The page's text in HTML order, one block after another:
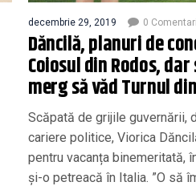
decembrie 29, 2019 0
Dăncilă, planuri de
Coiosul din Rodos,
merg să văd Turnul
Scăpată de grijile guvernării,
cariere politice, Viorica
pentru vacanța binemeritată,
și-o petreacă în Italia. ”O să